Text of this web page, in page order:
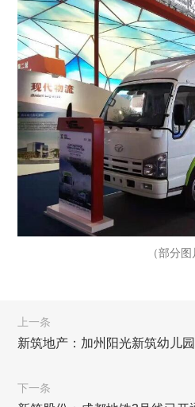
（部分
上一条
新筑地产：加州阳光新筑幼儿
下一条